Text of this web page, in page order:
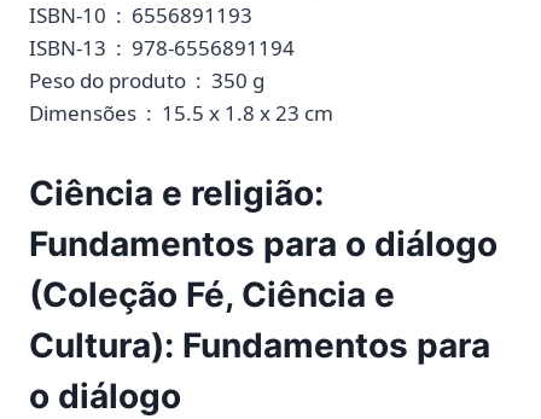
ISBN-10 ‏ : ‎ 6556891193
ISBN-13 ‏ : ‎ 978-6556891194
Peso do produto ‏ : ‎ 350 g
Dimensões ‏ : ‎ 15.5 x 1.8 x 23 cm
Ciência e religião:
Fundamentos para o diálogo
(Coleção Fé, Ciência e
Cultura): Fundamentos para
o diálogo